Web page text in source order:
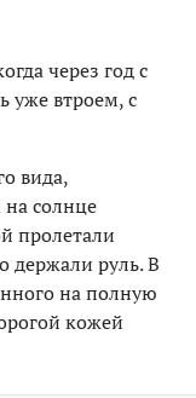
через год с
уже втроем, с
вида,
солнце
пролетали
держали руль. В
на полную
кожей